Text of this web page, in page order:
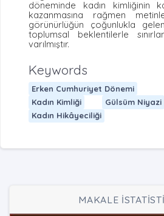
döneminde kadın kimliğinin
kazanmasına rağmen
görünürlüğün çoğunlukla
toplumsal beklentilerle
varılmıştır.
Keywords
Erken Cumhuriyet Dönemi
Kadın Kimliği
Gülsüm Niyazi
Kadın Hikâyeciliği
MAKALE